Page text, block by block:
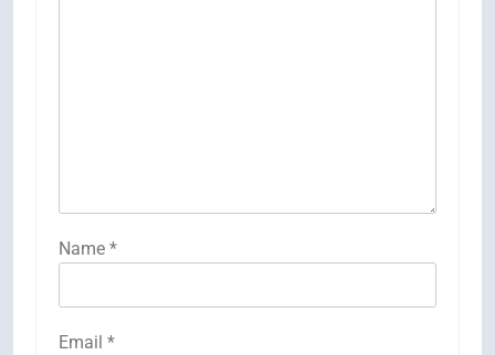
Name *
Email *